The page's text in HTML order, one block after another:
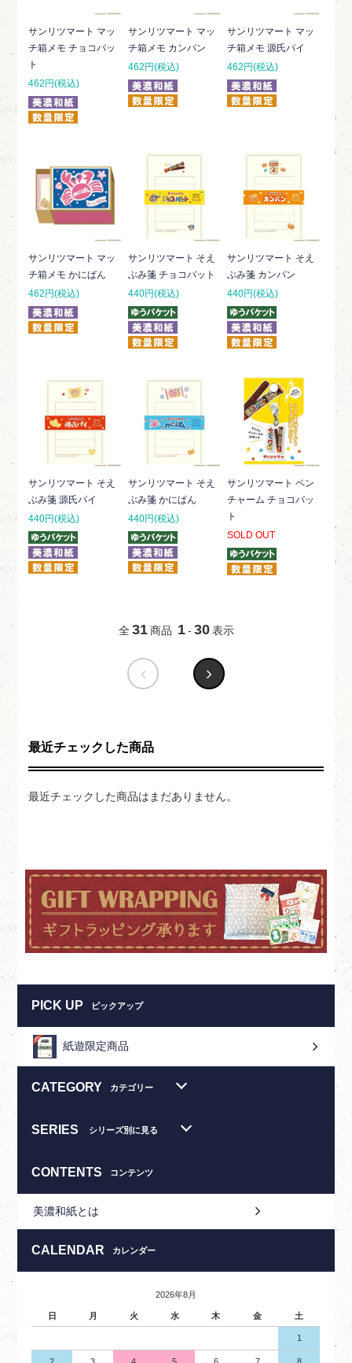
サンリツマート マッ
チ箱メモ チョコバッ
ト
462円(税込)
サンリツマート マッ
チ箱メモ カンパン
462円(税込)
サンリツマート マッ
チ箱メモ 源氏パイ
462円(税込)
サンリツマート マッ
チ箱メモ かにぱん
462円(税込)
サンリツマート そえ
ぶみ箋 チョコバット
440円(税込)
サンリツマート そえ
ぶみ箋 カンパン
440円(税込)
サンリツマート そえ
ぶみ箋 源氏パイ
440円(税込)
サンリツマート そえ
ぶみ箋 かにぱん
440円(税込)
サンリツマート ペン
チャーム チョコバッ
ト
SOLD OUT
全 31 商品 1 - 30 表示
最近チェックした商品
最近チェックした商品はまだありません。
PICK UP ピックアップ
紙遊限定商品
CATEGORY カテゴリー
SERIES シリーズ別に見る
CONTENTS コンテンツ
美濃和紙とは
CALENDAR カレンダー
2026年8月
日 月 火 水 木 金 土
1